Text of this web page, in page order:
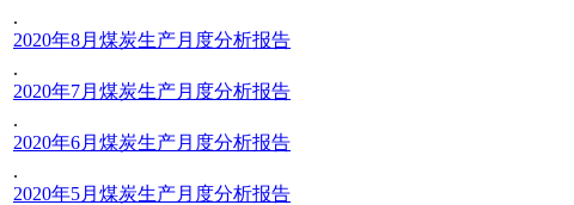
.
2020年8月煤炭生产月度分析报告
.
2020年7月煤炭生产月度分析报告
.
2020年6月煤炭生产月度分析报告
.
2020年5月煤炭生产月度分析报告